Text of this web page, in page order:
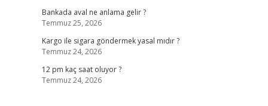
Bankada aval ne anlama gelir ?
Temmuz 25, 2026
Kargo ile sigara göndermek yasal mıdır ?
Temmuz 24, 2026
12 pm kaç saat oluyor ?
Temmuz 24, 2026